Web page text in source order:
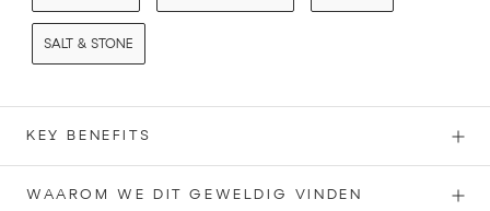
SALT & STONE
KEY BENEFITS
WAAROM WE DIT GEWELDIG VINDEN